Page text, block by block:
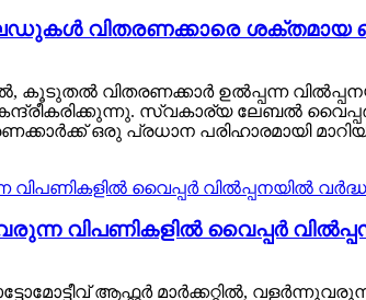
വിതരണക്കാരെ ശക്തമായ
കൂടുതൽ വിതരണക്കാർ ഉൽപ്പന്ന
സ്വകാര്യ ലേബൽ
ഒരു പ്രധാന പരിഹാരമായി
വിപണികളിൽ വൈപ്പർ
ആഫ്റ്റർ മാർക്കറ്റിൽ,